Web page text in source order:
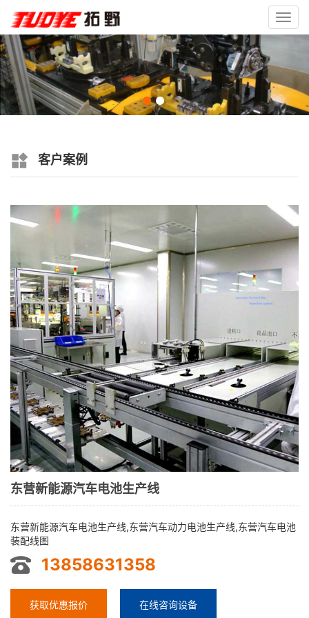
客户案例
东营新能源汽车电池生产线
东营新能源汽车电池生产线,东营汽车动力电池生产线,东营汽车电池
装配线图
13858631358
获取优惠报价 在线咨询设备